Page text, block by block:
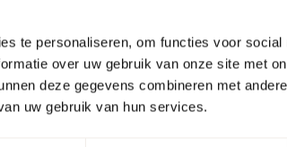
te personaliseren, om functies voor social
over uw gebruik van onze site met
deze gegevens combineren met
uw gebruik van hun services.